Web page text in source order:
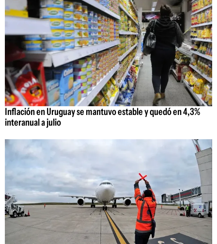
Inflación en Uruguay se mantuvo estable y quedó en 4,3%
interanual a julio